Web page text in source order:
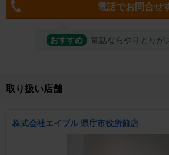
電話でお問合せ
おすすめ 電話ならやりとりが
取り扱い店舗
株式会社エイブル 県庁市役所前店